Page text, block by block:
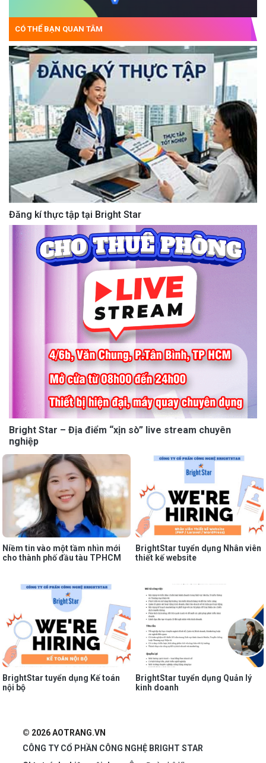
CÓ THỂ BẠN QUAN TÂM
Đăng kí thực tập tại Bright Star
Bright Star – Địa điểm “xịn sò” live stream chuyên
nghiệp
Niềm tin vào một tầm nhìn mới
cho thành phố đầu tàu TPHCM
BrightStar tuyển dụng Nhân viên
thiết kế website
BrightStar tuyển dụng Kế toán
nội bộ
BrightStar tuyển dụng Quản lý
kinh doanh
© 2026 AOTRANG.VN
CÔNG TY CỔ PHẦN CÔNG NGHỆ BRIGHT STAR